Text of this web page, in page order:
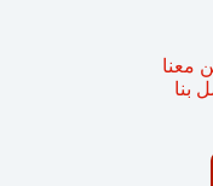
معنا
بنا